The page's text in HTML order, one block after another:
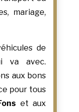
mariage,
de
va avec.
aux bons
pour tous
et aux